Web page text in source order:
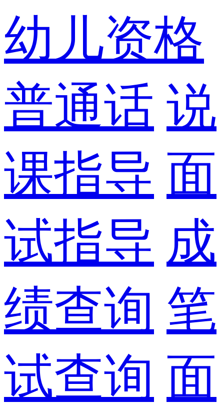
幼儿资格
普通话 说
课指导 面
试指导 成
绩查询 笔
试查询 面